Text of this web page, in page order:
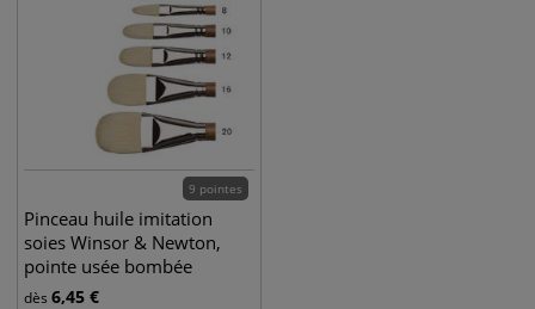
9 pointes
Pinceau huile imitation
soies Winsor & Newton,
pointe usée bombée
dès 6,45 €